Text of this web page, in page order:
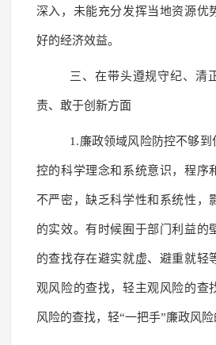
深入，未能充分发挥当地资源优
好的经济效益。
三、在带头遵规守纪、清
责、敢于创新方面
1.廉政领域风险防控不够
控的科学理念和系统意识，程序
不严密，缺乏科学性和系统性，
的实效。有时候囿于部门利益的
的查找存在避实就虚、避重就轻
观风险的查找，轻主观风险的查
风险的查找，轻“一把手”廉政风险